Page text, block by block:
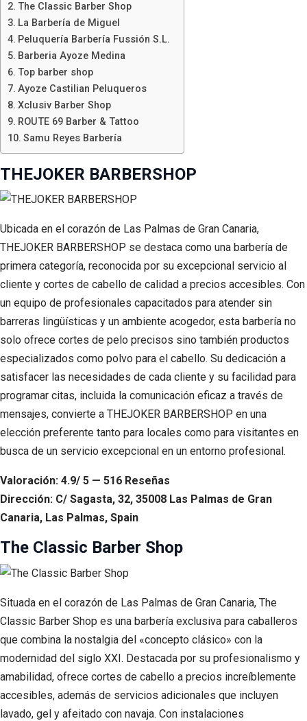
The Classic Barber Shop
La Barbería de Miguel
Peluquería Barbería Fussión S.L.
Barberia Ayoze Medina
Top barber shop
Ayoze Castilian Peluqueros
Xclusiv Barber Shop
ROUTE 69 Barber & Tattoo
Samu Reyes Barbería
THEJOKER BARBERSHOP
Ubicada en el corazón de Las Palmas de Gran Canaria,
THEJOKER BARBERSHOP se destaca como una barbería de
primera categoría, reconocida por su excepcional servicio al
cliente y cortes de cabello de calidad a precios accesibles. Con
un equipo de profesionales capacitados para atender sin
barreras lingüísticas y un ambiente acogedor, esta barbería no
solo ofrece cortes de pelo precisos sino también productos
especializados como polvo para el cabello. Su dedicación a
satisfacer las necesidades de cada cliente y su facilidad para
programar citas, incluida la comunicación eficaz a través de
mensajes, convierte a THEJOKER BARBERSHOP en una
elección preferente tanto para locales como para visitantes en
busca de un servicio excepcional en un entorno profesional.
Valoración: 4.9/ 5 — 516 Reseñas
Dirección: C/ Sagasta, 32, 35008 Las Palmas de Gran
Canaria, Las Palmas, Spain
The Classic Barber Shop
Situada en el corazón de Las Palmas de Gran Canaria, The
Classic Barber Shop es una barbería exclusiva para caballeros
que combina la nostalgia del «concepto clásico» con la
modernidad del siglo XXI. Destacada por su profesionalismo y
amabilidad, ofrece cortes de cabello a precios increíblemente
accesibles, además de servicios adicionales que incluyen
lavado, gel y afeitado con navaja. Con instalaciones